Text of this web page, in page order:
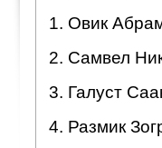
1. Овик
2. Самвел
3. Галуст
4. Размик